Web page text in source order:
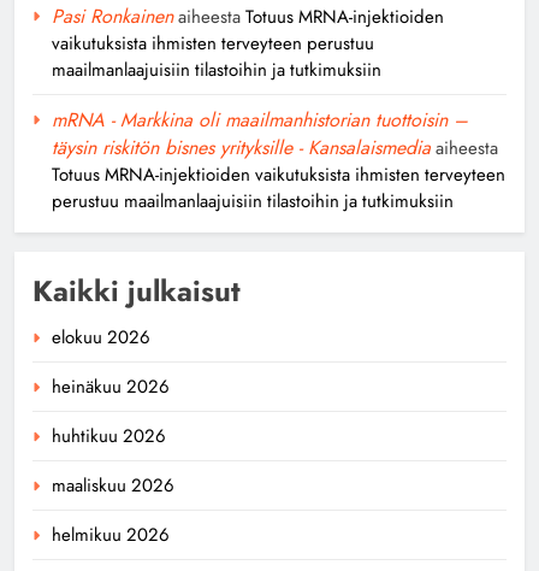
Pasi RonkainenaiheestaTotuus MRNA-injektioiden
vaikutuksista ihmisten terveyteen perustuu
maailmanlaajuisiin tilastoihin ja tutkimuksiin
mRNA - Markkina oli maailmanhistorian tuottoisin –
täysin riskitön bisnes yrityksille - Kansalaismediaaiheesta
Totuus MRNA-injektioiden vaikutuksista ihmisten terveyteen
perustuu maailmanlaajuisiin tilastoihin ja tutkimuksiin
Kaikki julkaisut
elokuu 2026
heinäkuu 2026
huhtikuu 2026
maaliskuu 2026
helmikuu 2026